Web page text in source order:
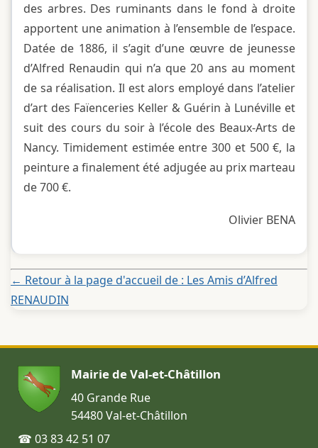
des arbres. Des ruminants dans le fond à droite
apportent une animation à l’ensemble de l’espace.
Datée de 1886, il s’agit d’une œuvre de jeunesse
d’Alfred Renaudin qui n’a que 20 ans au moment
de sa réalisation. Il est alors employé dans l’atelier
d’art des Faïenceries Keller & Guérin à Lunéville et
suit des cours du soir à l’école des Beaux-Arts de
Nancy. Timidement estimée entre 300 et 500 €, la
peinture a finalement été adjugée au prix marteau
de 700 €.
Olivier BENA
← Retour à la page d'accueil de : Les Amis d’Alfred
RENAUDIN
Mairie de Val-et-Châtillon
40 Grande Rue
54480 Val-et-Châtillon
☎ 03 83 42 51 07